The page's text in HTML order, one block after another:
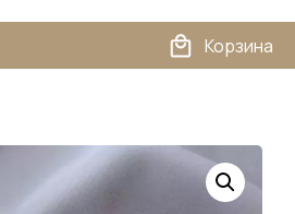
Корзина